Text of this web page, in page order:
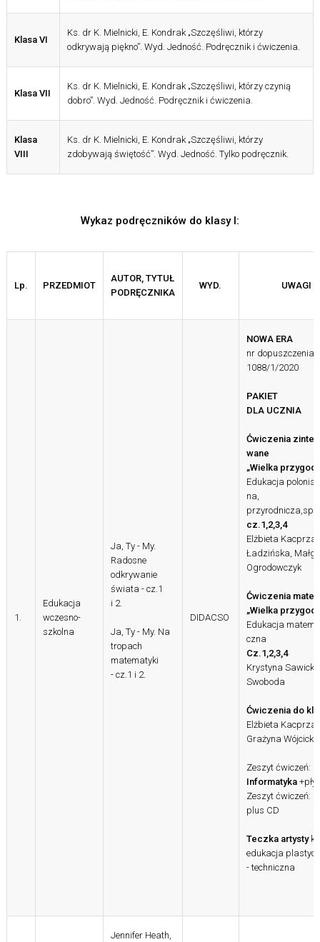
Klasa VI
Ks. dr K. Mielnicki, E. Kondrak „Szczęśliwi, którzy
odkrywają piękno”. Wyd. Jedność. Podręcznik i ćwiczenia.
Klasa VII
Ks. dr K. Mielnicki, E. Kondrak „Szczęśliwi, którzy czynią
dobro”. Wyd. Jedność. Podręcznik i ćwiczenia.
Klasa
VIII
Ks. dr K. Mielnicki, E. Kondrak „Szczęśliwi, którzy
zdobywają świętość”. Wyd. Jedność. Tylko podręcznik.
Wykaz podręczników do klasy I:
Lp. PRZEDMIOT
AUTOR, TYTUŁ
PODRĘCZNIKA
WYD. UWAGI
1.
Edukacja
wczesno-
szkolna
Ja, Ty - My.
Radosne
odkrywanie
świata - cz.1
i 2.
Ja, Ty - My. Na
tropach
matematyki
- cz.1 i 2.
DIDACSO
NOWA ERA
nr dopuszczenia
1088/1/2020
PAKIET
DLA UCZNIA
Ćwiczenia
wane
„Wielka
Edukacja
na,
cz.1,2,3,4
Elżbieta
Ładzińska,
Ogrodowczyk
Ćwiczenia
„Wielka
Edukacja
czna
Cz.1,2,3,4
Krystyna
Swoboda
Ćwiczenia do
Elżbieta
Grażyna Wójcicka
Zeszyt ćwiczeń:
Informatyka
Zeszyt ćwiczeń:
plus CD
Teczka artysty
edukacja
- techniczna
Jennifer Heath,